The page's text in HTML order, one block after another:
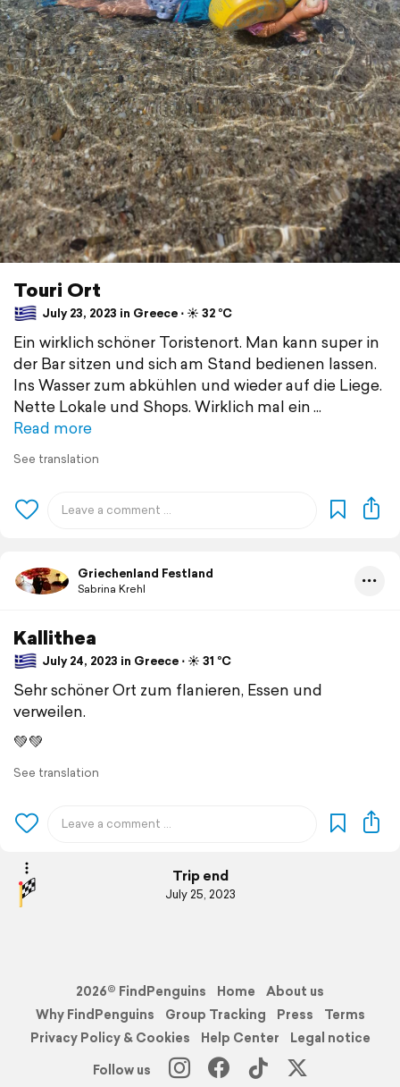
Touri Ort
July 23, 2023 in Greece ⋅ ☀️ 32 °C
Ein wirklich schöner Toristenort. Man kann super in
der Bar sitzen und sich am Stand bedienen lassen.
Ins Wasser zum abkühlen und wieder auf die Liege.
Nette Lokale und Shops. Wirklich mal ein
Read more
See translation
Griechenland Festland
Sabrina Krehl
Kallithea
July 24, 2023 in Greece ⋅ ☀️ 31 °C
Sehr schöner Ort zum flanieren, Essen und
verweilen.
💚💚
See translation
Trip end
July 25, 2023
2026© FindPenguins Home
About us
Why FindPenguins
Group Tracking Press
Terms
Privacy Policy & Cookies
Help Center
Legal notice
Follow us